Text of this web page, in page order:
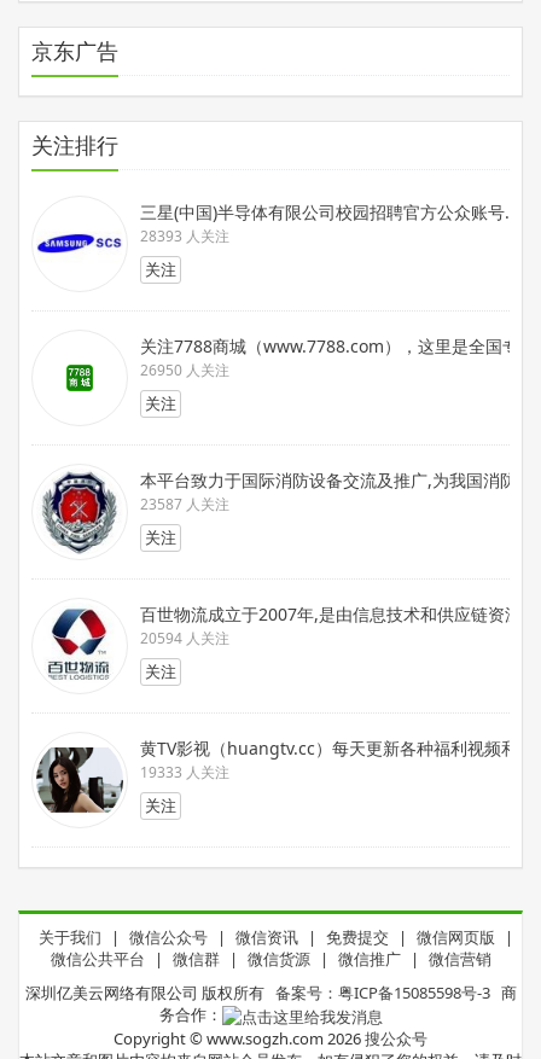
京东广告
关注排行
三星(中国)半导体有限公司校园招聘官方公众账号.在
28393 人关注
关注
关注7788商城（www.7788.com），这里是全国专
26950 人关注
关注
本平台致力于国际消防设备交流及推广,为我国消防
23587 人关注
关注
百世物流成立于2007年,是由信息技术和供应链资深
20594 人关注
关注
黄TV影视（huangtv.cc）每天更新各种福利视频和
19333 人关注
关注
关于我们 | 微信公众号 | 微信资讯 | 免费提交 | 微信网页版
|
微信公共平台
| 微信群 | 微信货源 | 微信推广 |
微信营销
深圳亿美云网络有限公司 版权所有 备案号：粤ICP备15085598号-3商
务合作：
Copyright © www.sogzh.com 2026搜公众号